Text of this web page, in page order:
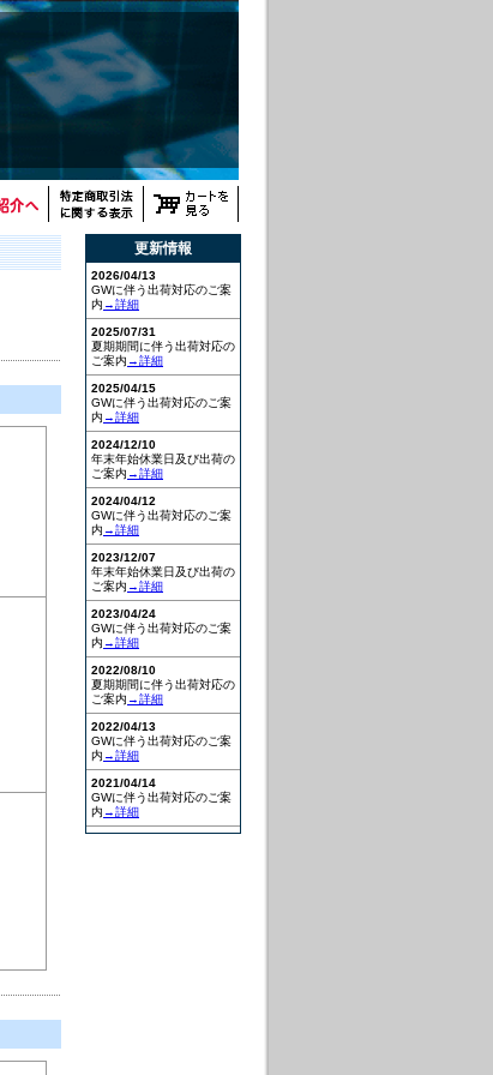
更新情報
2026/04/13
GWに伴う出荷対応のご案
内 →詳細
2025/07/31
夏期期間に伴う出荷対応の
ご案内 →詳細
2025/04/15
GWに伴う出荷対応のご案
内 →詳細
2024/12/10
年末年始休業日及び出荷の
ご案内 →詳細
2024/04/12
GWに伴う出荷対応のご案
内 →詳細
2023/12/07
年末年始休業日及び出荷の
ご案内 →詳細
2023/04/24
GWに伴う出荷対応のご案
内 →詳細
2022/08/10
夏期期間に伴う出荷対応の
ご案内 →詳細
2022/04/13
GWに伴う出荷対応のご案
内 →詳細
2021/04/14
GWに伴う出荷対応のご案
内 →詳細